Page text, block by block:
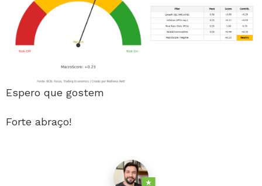
Espero que gostem
Forte abraço!